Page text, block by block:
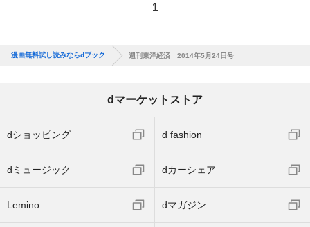
1
漫画無料試し読みならdブック 週刊東洋経済 2014年5月24日号
dマーケットストア
dショッピング d fashion
dミュージック dカーシェア
Lemino dマガジン